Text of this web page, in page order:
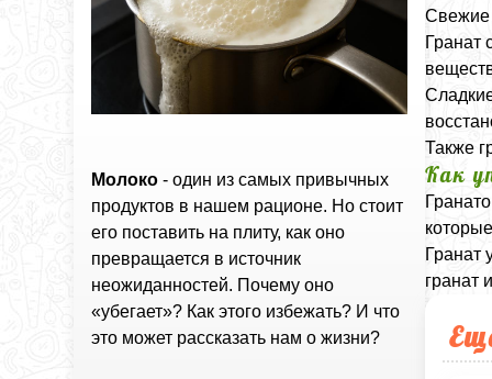
Молоко - один из самых привычных
продуктов в нашем рационе. Но стоит
его поставить на плиту, как оно
превращается в источник
неожиданностей. Почему оно
«убегает»? Как этого избежать? И что
это может рассказать нам о жизни?
Свежие
Гранат
Также
Как
Гранат
гранат